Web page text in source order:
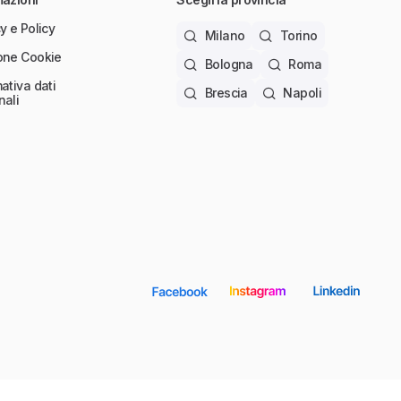
e Policy
Cookie
dati
Milano
Torino
Bologna
Roma
Brescia
Napoli